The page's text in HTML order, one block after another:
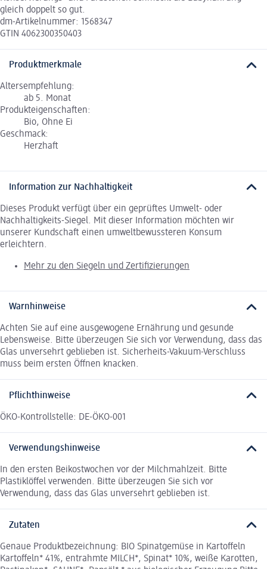
gleich doppelt so gut.
dm-Artikelnummer: 1568347
GTIN 4062300350403
Produktmerkmale
Altersempfehlung:
ab 5. Monat
Produkteigenschaften:
Bio, Ohne Ei
Geschmack:
Herzhaft
Information zur Nachhaltigkeit
Dieses Produkt verfügt über ein geprüftes Umwelt- oder
Nachhaltigkeits-Siegel. Mit dieser Information möchten wir
unserer Kundschaft einen umweltbewussteren Konsum
erleichtern.
Mehr zu den Siegeln und Zertifizierungen
Warnhinweise
Achten Sie auf eine ausgewogene Ernährung und gesunde
Lebensweise. Bitte überzeugen Sie sich vor Verwendung, dass das
Glas unversehrt geblieben ist. Sicherheits-Vakuum-Verschluss
muss beim ersten Öffnen knacken.
Pflichthinweise
ÖKO-Kontrollstelle: DE-ÖKO-001
Verwendungshinweise
In den ersten Beikostwochen vor der Milchmahlzeit. Bitte
Plastiklöffel verwenden. Bitte überzeugen Sie sich vor
Verwendung, dass das Glas unversehrt geblieben ist.
Zutaten
Genaue Produktbezeichnung: BIO Spinatgemüse in Kartoffeln
Kartoffeln* 41%, entrahmte MILCH*, Spinat* 10%, weiße Karotten,